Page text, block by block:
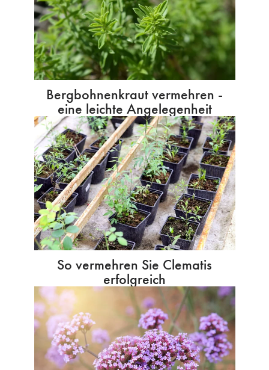
Bergbohnenkraut vermehren -
eine leichte Angelegenheit
So vermehren Sie Clematis
erfolgreich